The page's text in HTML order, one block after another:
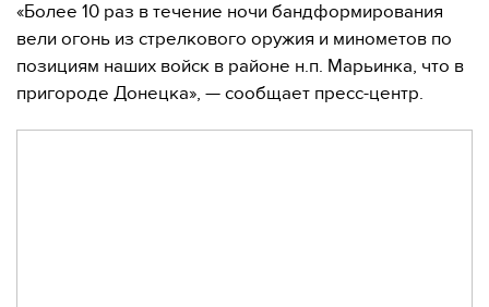
«Более 10 раз в течение ночи бандформирования
вели огонь из стрелкового оружия и минометов по
позициям наших войск в районе н.п. Марьинка, что в
пригороде Донецка», — сообщает пресс-центр.